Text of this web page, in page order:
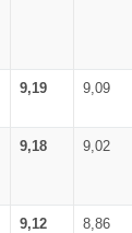
9,19 9,09
9,18 9,02
9,12 8,86